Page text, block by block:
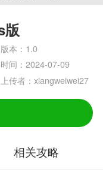
版
版本：1.0
时间：2024-07-09
上传者：xiangweiwei27
相关攻略